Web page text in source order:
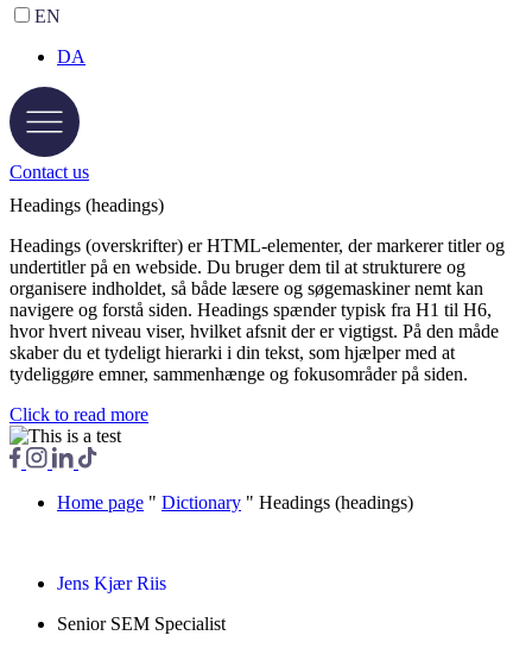
EN
DA
Contact us
Headings (headings)
Headings (overskrifter) er HTML-elementer, der markerer titler og
undertitler på en webside. Du bruger dem til at strukturere og
organisere indholdet, så både læsere og søgemaskiner nemt kan
navigere og forstå siden. Headings spænder typisk fra H1 til H6,
hvor hvert niveau viser, hvilket afsnit der er vigtigst. På den måde
skaber du et tydeligt hierarki i din tekst, som hjælper med at
tydeliggøre emner, sammenhænge og fokusområder på siden.
Click to read more
Home page " Dictionary " Headings (headings)
Jens Kjær Riis
Senior SEM Specialist